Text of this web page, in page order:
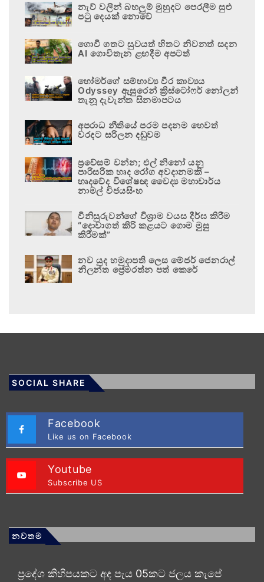
නැව් වලින් බහලුම් මුහුදට පෙරලීම සුළු
පටු දෙයක් නොවේ
ගොවි ගතට සුවයත් හිතට නිවනත් සදන
AI ගොවිතැන ළඟදීම අපටත්
හෝමර්ගේ සම්භාව්‍ය වීර කාව්‍යය
Odyssey ඇසුරෙන් ක්‍රිස්ටෝෆර් නෝලන්
තැනූ දැවැන්ත සිනමාපටය
අපරාධ නීතියේ පරම පදනම හෙවත්
වරදට සරිලන දඬුවම
ප්‍රවේසම් වන්න; එල් නිනෝ යනු
පාරිසරික හෘද රෝග අවදානමකි –
හෘදවේද විශේෂඥ වෛද්‍ය මහාචාර්ය
නාමල් විජයසිංහ
විනිසුරුවන්ගේ විශ්‍රාම වයස දීර්ඝ කිරීම
“දොවාගත් කිරි කළයට ගොම මුසු
කිරීමක්”
නව යුද හමුදාපති ලෙස මේජර් ජෙනරාල්
නිලන්ත ප්‍රේමරත්න පත් කෙරේ
SOCIAL SHARE
Facebook
Like us on Facebook
Youtube
Subscribe US
නවතම
ප්‍රදේශ කිහිපයකට අද පැය 05කට ජලය කැපේ